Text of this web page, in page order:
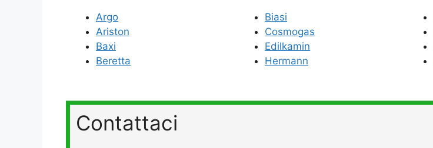
Argo
Ariston
Baxi
Beretta
Biasi
Cosmogas
Edilkamin
Hermann
Contattaci